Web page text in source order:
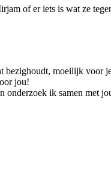
of er iets is wat ze
moeilijk voor
jou!
onderzoek ik samen met